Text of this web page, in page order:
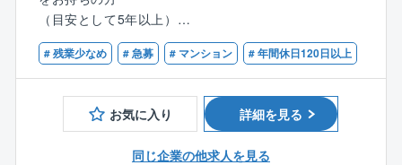
してマンションにお住まいの方々の快適な暮らしを守
り、資産価値を維持し続ける事業に取り組んでいま
す。
います。
■工事施工管理：工事がスムーズに進むよう工程管理や
工事業者への指導、品質チェック等を行います。
■見積書作成：マンション不具合箇所の修理、改修、計
■長期修繕計画表作成：修繕工事の時期及び費用を把握
するための修繕計画を作成します。
■設備点検の確認：関係業者による設備点検等の結果を
（目安として5年以上）
■普通自動車免許第一種
【歓迎】
■建築士・建築施工管理技士・管工事施工管理技士・電
気主任技術者などの資格をお持ちの方
# 残業少なめ # 急募 # マンション # 年間休日120日以上
お気に入り 詳細を見る
同じ企業の他求人を見る